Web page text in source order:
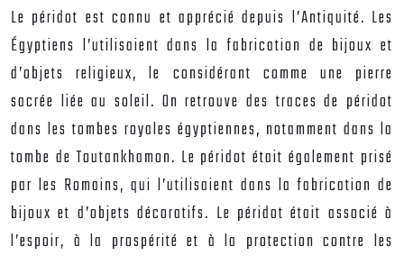
Le péridot est connu et apprécié depuis l’Antiquité. Les
Égyptiens l’utilisaient dans la fabrication de bijoux et
d’objets religieux, le considérant comme une pierre
sacrée liée au soleil. On retrouve des traces de péridot
dans les tombes royales égyptiennes, notamment dans la
tombe de Toutankhamon. Le péridot était également prisé
par les Romains, qui l’utilisaient dans la fabrication de
bijoux et d’objets décoratifs. Le péridot était associé à
l’espoir, à la prospérité et à la protection contre les